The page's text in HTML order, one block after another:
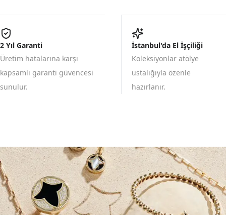
2 Yıl Garanti
Üretim hatalarına karşı
kapsamlı garanti güvencesi
sunulur.
İstanbul'da El İşçiliği
Koleksiyonlar atölye
ustalığıyla özenle
hazırlanır.